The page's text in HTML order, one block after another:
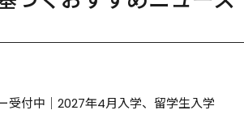
受付中｜2027年4月入学、留学生入学